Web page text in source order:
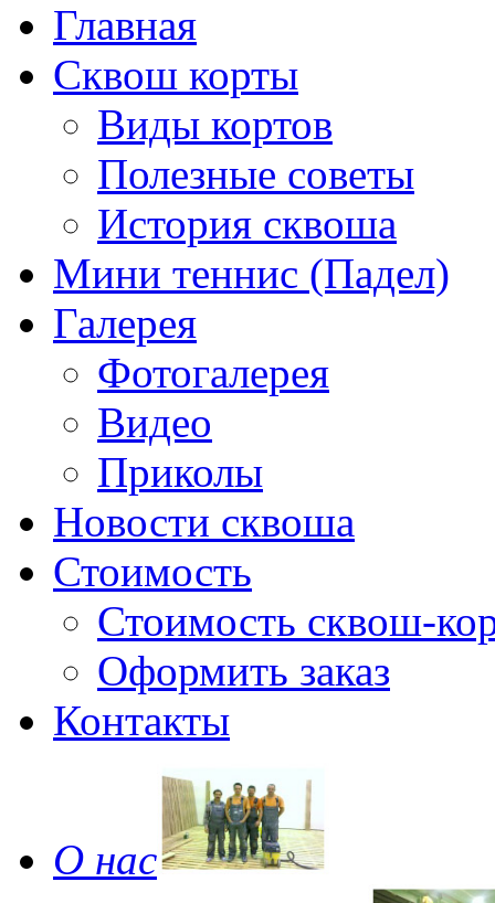
Главная
Сквош корты
Виды кортов
Полезные советы
История сквоша
Мини теннис (Падел)
Галерея
Фотогалерея
Видео
Приколы
Новости сквоша
Стоимость
Стоимость сквош-
Оформить заказ
Контакты
О нас